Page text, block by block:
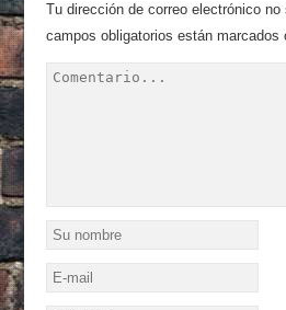
Tu dirección de correo electrónico no
campos obligatorios están